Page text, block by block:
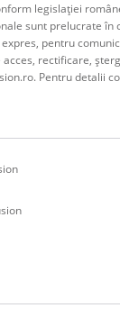
legislației
sunt prelucrate în
pentru
rectificare,
Pentru detalii